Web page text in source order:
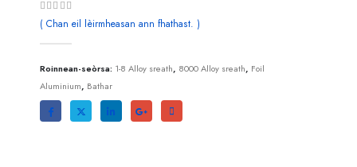
0 a-mach à 5
( Chan eil lèirmheasan ann fhathast. )
Roinnean-seòrsa: 1-8 Alloy sreath, 8000 Alloy sreath, Foil
Aluminium, Bathar